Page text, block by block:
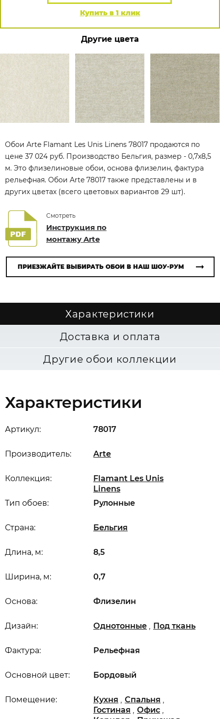
Купить в 1 клик
Другие цвета
Обои Arte Flamant Les Unis Linens 78017 продаются по
цене 37 024 руб. Производство Бельгия, размер - 0,7x8,5
м. Это флизелиновые обои, основа флизелин, фактура
рельефная. Обои Arte 78017 также представлены и в
других цветах (всего цветовых вариантов 29 шт).
Смотреть
Инструкция по
монтажу Arte
ПРИЕЗЖАЙТЕ ВЫБИРАТЬ ОБОИ В НАШ ШОУ-РУМ
Характеристики
Доставка и оплата
Другие обои коллекции
Характеристики
Артикул: 78017
Производитель: Arte
Коллекция:
Flamant Les Unis
Linens
Длина, м: 8,5
Ширина, м: 0,7
Основной цвет: Бордовый
Дизайн: Однотонные , Под ткань
Основа: Флизелин
Помещение: Кухня , Спальня ,
Гостиная , Офис ,
Страна: Бельгия
Тип обоев: Рулонные
Фактура: Рельефная